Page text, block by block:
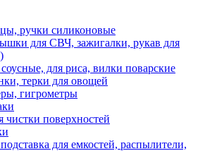
ручки силиконовые
для СВЧ, зажигалки, рукав для
для риса, вилки поварские
терки для овощей
гигрометры
поверхностей
для емкостей, распылители,